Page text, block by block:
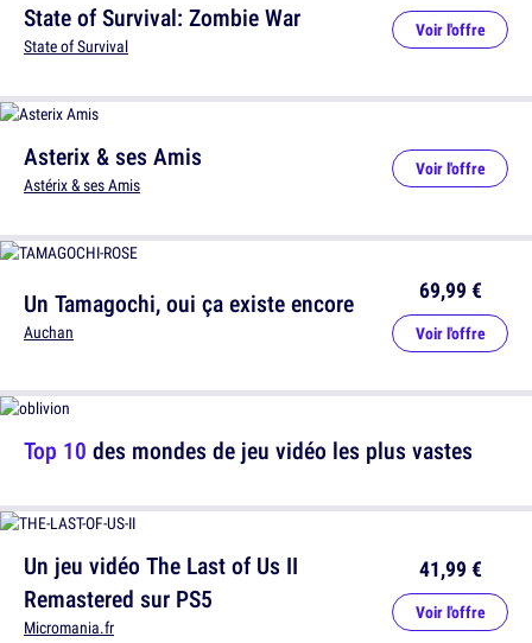
Asterix & ses Amis
Astérix & ses Amis
Voir l'offre
Top 10 des mondes de jeu vidéo les plus vastes
State of Survival: Zombie War
State of Survival
Voir l'offre
Un Tamagochi, oui ça existe encore
Auchan
69,99 €
Voir l'offre
Un jeu vidéo The Last of Us II
Remastered sur PS5
Micromania.fr
41,99 €
Voir l'offre